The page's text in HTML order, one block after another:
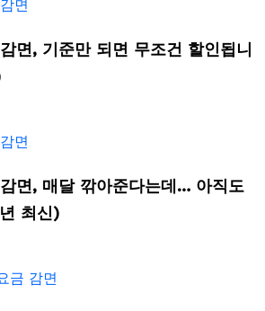
면, 기준만 되면 무조건 할인됩니
면, 매달 깎아준다는데… 아직도
최신)